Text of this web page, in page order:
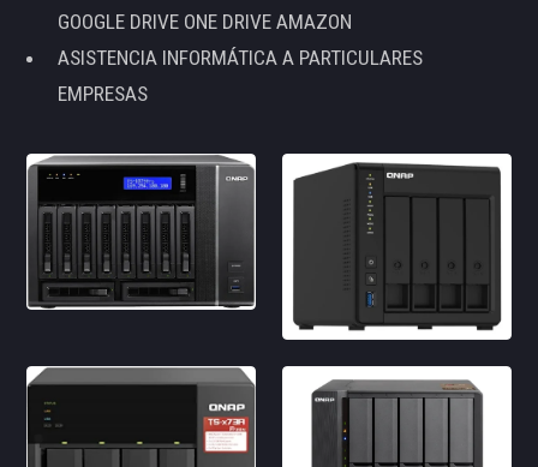
GOOGLE DRIVE ONE DRIVE AMAZON
ASISTENCIA INFORMÁTICA A PARTICULARES
EMPRESAS